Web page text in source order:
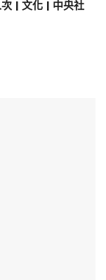
| 文化 | 中央社